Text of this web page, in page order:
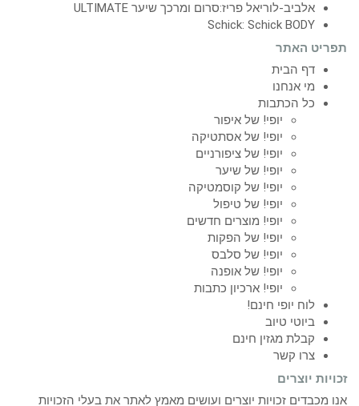
אלביב-לוריאל פריז:סרום ומרכך שיער ULTIMATE
Schick: Schick BODY
תפריט האתר
דף הבית
מי אנחנו
כל הכתבות
יופי! של איפור
יופי! של אסתטיקה
יופי! של ציפורניים
יופי! של שיער
יופי! של קוסמטיקה
יופי! של טיפול
יופי! מוצרים חדשים
יופי! של הפקות
יופי! של סלבס
יופי! של אופנה
יופי! ארכיון כתבות
לוח יופי חינם!
ביוטי טיוב
קבלת מגזין חינם
צרו קשר
זכויות יוצרים
אנו מכבדים זכויות יוצרים ועושים מאמץ לאתר את בעלי הזכויות